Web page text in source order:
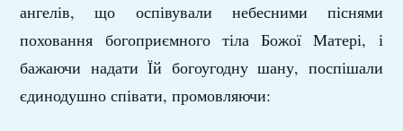
ангелів, що оспівували небесними піснями
поховання богоприємного тіла Божої Матері, і
бажаючи надати Їй богоугодну шану, поспішали
єдинодушно співати, промовляючи: